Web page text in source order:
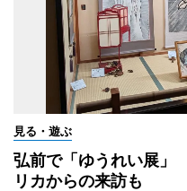
見る・遊ぶ
弘前で「ゆうれい展
リカからの来訪も